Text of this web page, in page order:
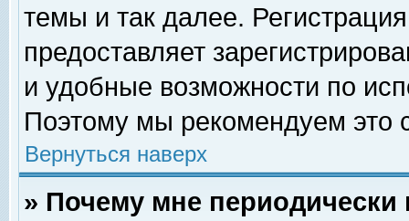
темы и так далее.
предоставляет
и удобные возможности по
Поэтому мы рекомендуем это
Вернуться наверх
» Почему мне